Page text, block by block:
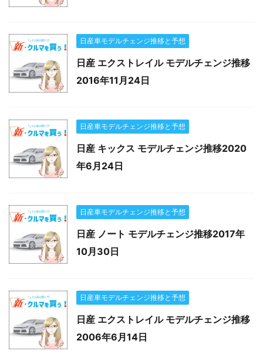
日産車モデルチェンジ推移と予想
日産 エクストレイル モデルチェンジ推移
2016年11月24日
日産車モデルチェンジ推移と予想
日産 キックス モデルチェンジ推移2020
年6月24日
日産車モデルチェンジ推移と予想
日産 ノート モデルチェンジ推移2017年
10月30日
日産車モデルチェンジ推移と予想
日産 エクストレイル モデルチェンジ推移
2006年6月14日